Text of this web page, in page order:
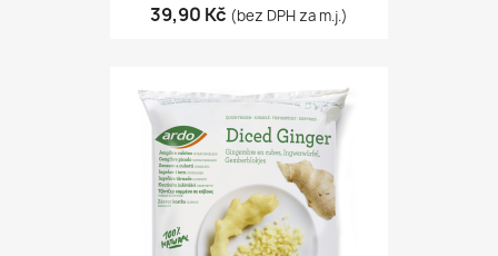
39,90 Kč (bez DPH za m.j.)